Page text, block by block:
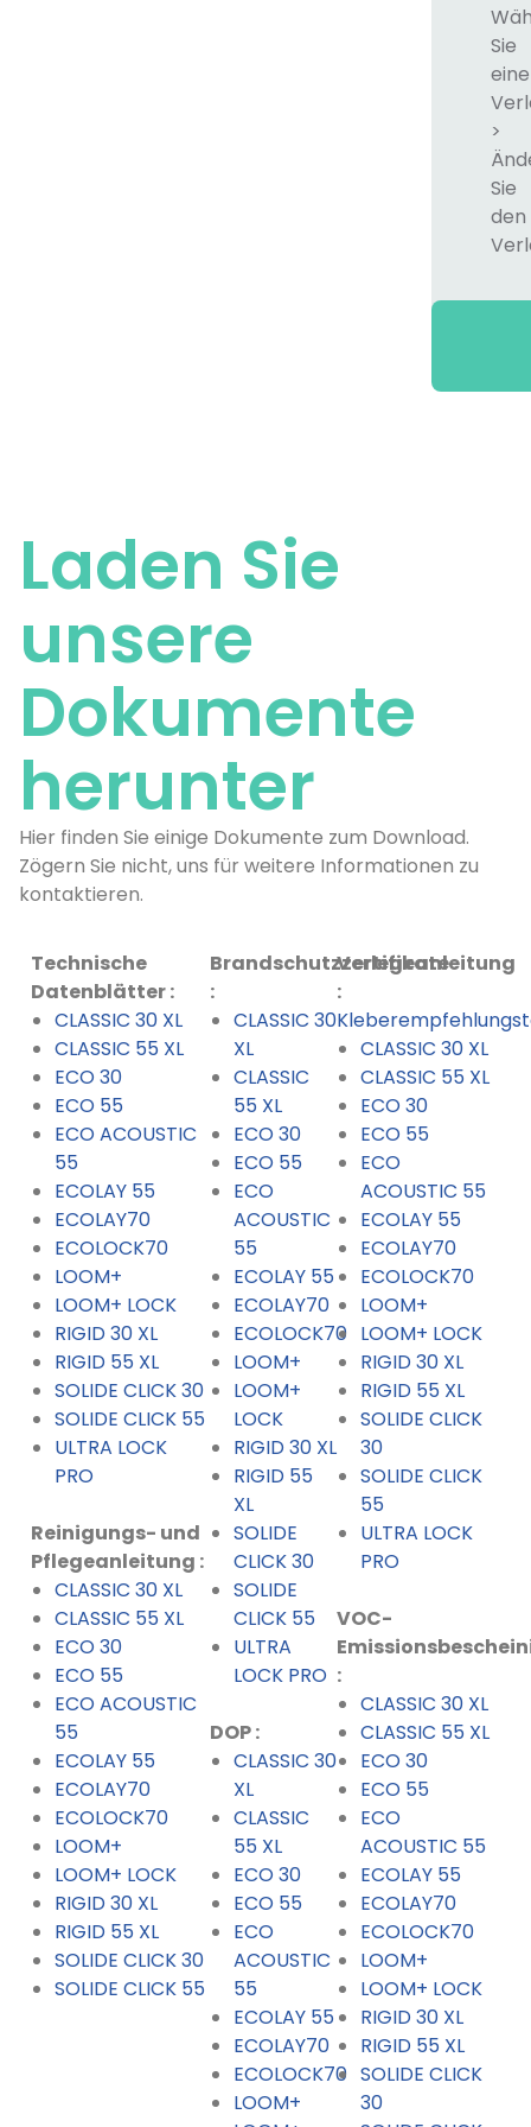
Sie
eine
>
Sie
den
Laden Sie
unsere
Dokumente
herunter
Hier finden Sie einige Dokumente zum Download.
Zögern Sie nicht, uns für weitere Informationen zu
kontaktieren.
Technische
Datenblätter :
CLASSIC 30 XL
CLASSIC 55 XL
ECO 30
ECO 55
ECO ACOUSTIC
55
ECOLAY 55
ECOLAY70
ECOLOCK70
LOOM+
LOOM+ LOCK
RIGID 30 XL
RIGID 55 XL
SOLIDE CLICK 30
SOLIDE CLICK 55
ULTRA LOCK
PRO
Reinigungs- und
Pflegeanleitung :
CLASSIC 30 XL
CLASSIC 55 XL
ECO 30
ECO 55
ECO ACOUSTIC
55
ECOLAY 55
ECOLAY70
ECOLOCK70
LOOM+
LOOM+ LOCK
RIGID 30 XL
RIGID 55 XL
SOLIDE CLICK 30
SOLIDE CLICK 55
Brandschutzzertifikate
:
CLASSIC 30
XL
CLASSIC
55 XL
ECO 30
ECO 55
ECO
ACOUSTIC
55
ECOLAY 55
ECOLAY70
ECOLOCK70
LOOM+
LOOM+
LOCK
RIGID 30 XL
RIGID 55
XL
SOLIDE
CLICK 30
SOLIDE
CLICK 55
ULTRA
LOCK PRO
DOP:
CLASSIC 30
XL
CLASSIC
55 XL
ECO 30
ECO 55
ECO
ACOUSTIC
55
ECOLAY 55
ECOLAY70
ECOLOCK70
LOOM+
Verlegeanleitung
:
CLASSIC 30 XL
CLASSIC 55 XL
ECO 30
ECO 55
ECO
ACOUSTIC 55
ECOLAY 55
ECOLAY70
ECOLOCK70
LOOM+
LOOM+ LOCK
RIGID 30 XL
RIGID 55 XL
SOLIDE CLICK
30
SOLIDE CLICK
55
ULTRA LOCK
PRO
VOC-
:
CLASSIC 30 XL
CLASSIC 55 XL
ECO 30
ECO 55
ECO
ACOUSTIC 55
ECOLAY 55
ECOLAY70
ECOLOCK70
LOOM+
LOOM+ LOCK
RIGID 30 XL
RIGID 55 XL
SOLIDE CLICK
30